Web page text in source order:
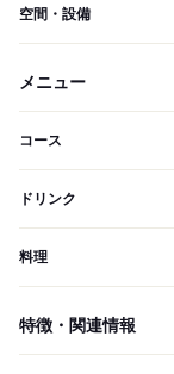
空間・設備
メニュー
コース
ドリンク
料理
特徴・関連情報